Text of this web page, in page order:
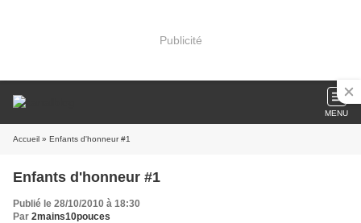
Publicité
MENU
Accueil » Enfants d'honneur #1
Enfants d'honneur #1
Publié le 28/10/2010 à 18:30
Par 2mains10pouces